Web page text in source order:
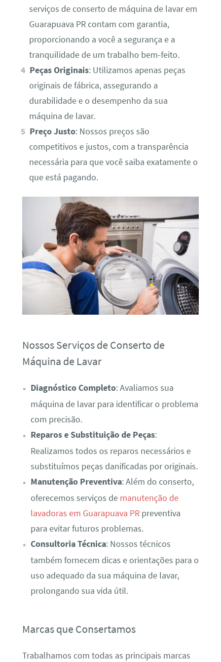
serviços de conserto de máquina de lavar em
Guarapuava PR contam com garantia,
proporcionando a você a segurança e a
tranquilidade de um trabalho bem-feito.
Peças Originais: Utilizamos apenas peças
originais de fábrica, assegurando a
durabilidade e o desempenho da sua
máquina de lavar.
Preço Justo: Nossos preços são
competitivos e justos, com a transparência
necessária para que você saiba exatamente o
que está pagando.
Nossos Serviços de Conserto de
Máquina de Lavar
Diagnóstico Completo: Avaliamos sua
máquina de lavar para identificar o problema
com precisão.
Reparos e Substituição de Peças:
Realizamos todos os reparos necessários e
substituímos peças danificadas por originais.
Manutenção Preventiva: Além do conserto,
oferecemos serviços de manutenção de
lavadoras em Guarapuava PRpreventiva
para evitar futuros problemas.
Consultoria Técnica: Nossos técnicos
também fornecem dicas e orientações para o
uso adequado da sua máquina de lavar,
prolongando sua vida útil.
Marcas que Consertamos
Trabalhamos com todas as principais marcas